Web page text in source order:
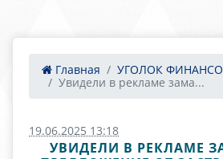
Главная
УГОЛОК
Увидели в рекламе зама...
19.06.2025 13:18
УВИДЕЛИ В РЕКЛАМЕ